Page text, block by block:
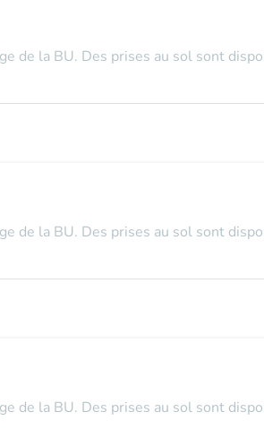
de la BU. Des prises au sol sont
de la BU. Des prises au sol sont
de la BU. Des prises au sol sont